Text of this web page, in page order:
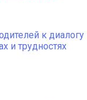
к диалогу
и трудностях